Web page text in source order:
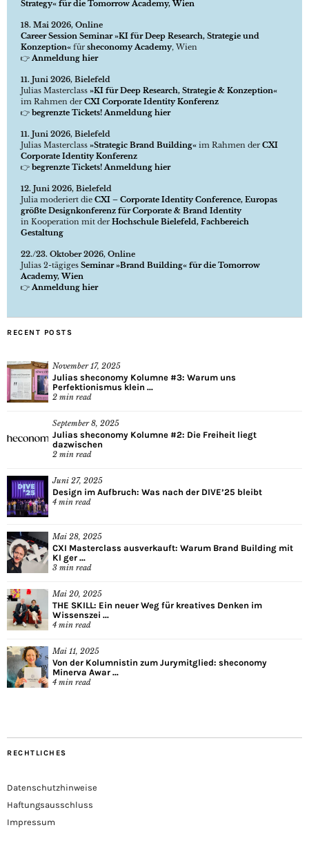
Strategy« für die Tomorrow Academy, Wien
18. Mai 2026, Online
Career Session Seminar »KI für Deep Research, Strategie und
Konzeption« für sheconomy Academy, Wien
👉Anmeldung hier
11. Juni 2026, Bielefeld
Julias Masterclass »KI für Deep Research, Strategie & Konzeption«
im Rahmen der CXI Corporate Identity Konferenz
👉 begrenzte Tickets! Anmeldung hier
11. Juni 2026, Bielefeld
Julias Masterclass »Strategic Brand Building« im Rahmen der CXI
Corporate Identity Konferenz
👉 begrenzte Tickets! Anmeldung hier
12. Juni 2026, Bielefeld
Julia moderiert die CXI – Corporate Identity Conference, Europas
größte Designkonferenz für Corporate & Brand Identity
in Kooperation mit der Hochschule Bielefeld, Fachbereich
Gestaltung
22./23. Oktober 2026, Online
Julias 2-tägiges Seminar »Brand Building« für die Tomorrow
Academy, Wien
👉Anmeldung hier
RECENT POSTS
November 17, 2025
Julias sheconomy Kolumne #3: Warum uns
Perfektionismus klein ...
2 min read
September 8, 2025
Julias sheconomy Kolumne #2: Die Freiheit liegt
dazwischen
2 min read
Juni 27, 2025
Design im Aufbruch: Was nach der DIVE’25 bleibt
4 min read
Mai 28, 2025
CXI Masterclass ausverkauft: Warum Brand Building mit
KI ger ...
3 min read
Mai 20, 2025
THE SKILL: Ein neuer Weg für kreatives Denken im
Wissenszei ...
4 min read
Mai 11, 2025
Von der Kolumnistin zum Jurymitglied: sheconomy
Minerva Awar ...
4 min read
RECHTLICHES
Datenschutzhinweise
Haftungsausschluss
Impressum